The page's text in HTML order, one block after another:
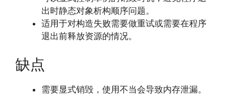
出时静态对象析构顺序问题。
适用于对构造失败需要做重试或需要在程序
退出前释放资源的情况。
缺点
需要显式销毁，使用不当会导致内存泄漏。